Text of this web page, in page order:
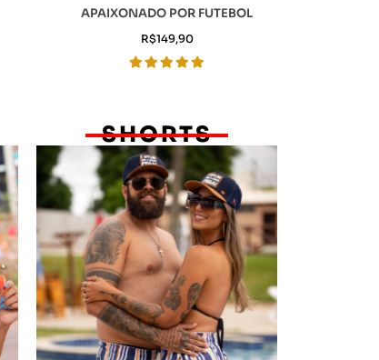
APAIXONADO POR FUTEBOL
R$149,90
SHORTS